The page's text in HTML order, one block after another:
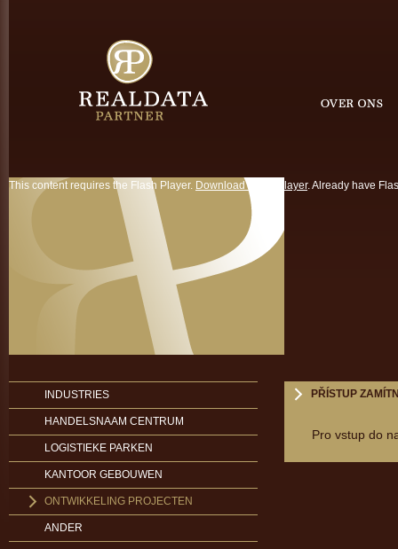
This content requires the Flash Player. Download Flash Player. Already have
INDUSTRIES
HANDELSNAAM CENTRUM
LOGISTIEKE PARKEN
KANTOOR GEBOUWEN
ONTWIKKELING PROJECTEN
ANDER
PŘÍSTUP
Pro vstup do